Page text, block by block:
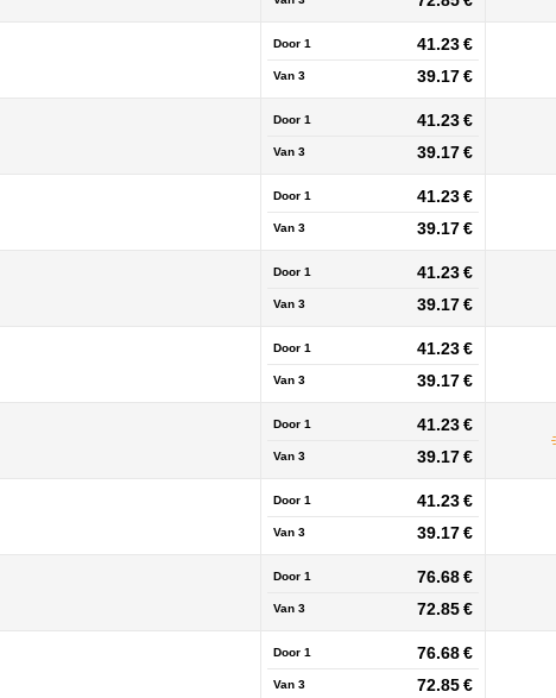
Door 1 41.23 €
Van 3 39.17 €
Door 1 41.23 €
Van 3 39.17 €
Door 1 41.23 €
Van 3 39.17 €
Door 1 41.23 €
Van 3 39.17 €
Door 1 41.23 €
Van 3 39.17 €
Door 1 41.23 €
Van 3 39.17 €
Door 1 41.23 €
Van 3 39.17 €
Door 1 76.68 €
Van 3 72.85 €
Door 1 76.68 €
Van 3 72.85 €